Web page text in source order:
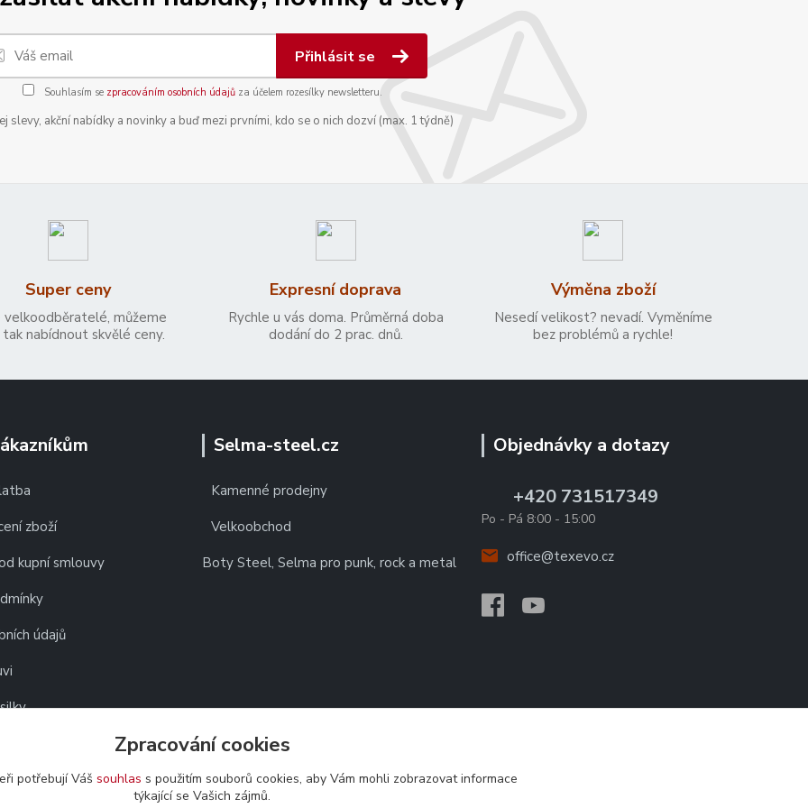
Přihlásit se
Souhlasím se zpracováním osobních údajůza účelem rozesílky newsletteru.
slevy, akční nabídky a novinky a buď mezi prvními, kdo se o nich dozví (max. 1 týdně)
Super ceny
velkoodběratelé, můžeme
tak nabídnout skvělé ceny.
Expresní doprava
Rychle u vás doma. Průměrná doba
dodání do 2 prac. dnů.
Výměna zboží
Nesedí velikost? nevadí. Vyměníme
bez problémů a rychle!
zboží
kupní smlouvy
údajů
Selma-steel.cz
Kamenné prodejny
Velkoobchod
Boty Steel, Selma pro punk, rock a metal
Objednávky a dotazy
+420 731517349
Po - Pá 8:00 - 15:00
office@texevo.cz
Zpracování cookies
potřebují Váš souhlas s použitím souborů cookies, aby Vám mohli zobrazovat informace
týkající se Vašich zájmů.